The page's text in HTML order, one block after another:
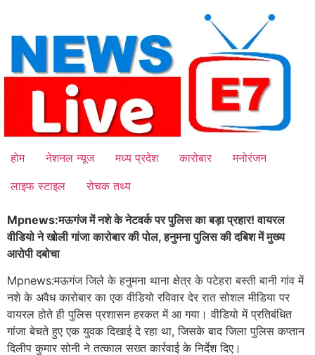
content
होम नेशनल न्यूज मध्य प्रदेश कारोबार
मनोरंजन
लाइफ स्टाइल
रोचक तथ्य
Mpnews:मऊगंज में नशे के नेटवर्क पर पुलिस का बड़ा प्रहार!वायरल
वीडियो ने खोली गांजा कारोबार की पोल, हनुमना पुलिस की दबिश में मुख्य
आरोपी दबोचा
Mpnews:मऊगंज जिले के हनुमना थाना क्षेत्र के पटेहरा बस्ती बानी गांव में
नशे के अवैध कारोबार का एक वीडियो रविवार देर रात सोशल मीडिया पर
वायरल होते ही पुलिस प्रशासन हरकत में आ गया। वीडियो में प्रतिबंधित
गांजा बेचते हुए एक युवक दिखाई दे रहा था, जिसके बाद जिला पुलिस कप्तान
दिलीप कुमार सोनी ने तत्काल सख्त कार्रवाई के निर्देश दिए।